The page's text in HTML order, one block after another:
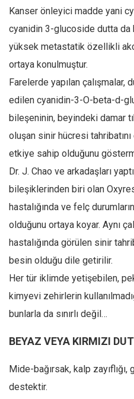
Düşünce
Dosyalar
Kanser önleyici madde yani
cyanidin 3-glucoside dutta da
yüksek metastatik özellikli
ortaya konulmuştur.
Farelerde yapılan
edilen cyanidin-3-O-beta-d-
bileşeninin, beyindeki damar
oluşan sinir hücresi
etkiye sahip olduğunu
Dr. J. Chao ve arkadaşları
bileşiklerinden biri olan
hastalığında ve felç
olduğunu ortaya koyar. Aynı
hastalığında görülen sinir
besin olduğu dile getirilir.
Her tür iklimde yetişebilen,
kimyevi zehirlerin
bunlarla da sınırlı değil…
BEYAZ VEYA KIRMIZI
Mide-bağırsak, kalp zayıflığı,
destektir.